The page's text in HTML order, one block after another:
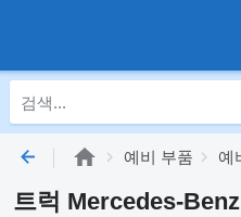
예비 부품 예
트럭 Mercedes-